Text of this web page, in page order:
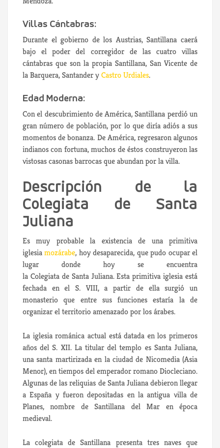
Villas Cántabras:
Durante el gobierno de los Austrias, Santillana caerá
bajo el poder del corregidor de las cuatro villas
cántabras que son la propia Santillana, San Vicente de
la Barquera, Santander yCastro Urdiales.
Edad Moderna:
Con el descubrimiento de América, Santillana perdió un
gran número de población, por lo que diría adiós a sus
momentos de bonanza. De América, regresaron algunos
indianos con fortuna, muchos de éstos construyeron las
vistosas casonas barrocas que abundan por la villa.
Descripción de la
Colegiata de Santa
Juliana
Es muy probable la existencia de una primitiva
iglesiamozárabe, hoy desaparecida, que pudo ocupar el
lugar donde hoy se encuentra
la Colegiata de Santa Juliana. Esta primitiva iglesia está
fechada en el S. VIII, a partir de ella surgió un
monasterio que entre sus funciones estaría la de
organizar el territorio amenazado por los árabes.
La iglesia románica actual está datada en los primeros
años del S. XII. La titular del templo es Santa Juliana,
una santa martirizada en la ciudad de Nicomedia (Asia
Menor), en tiempos del emperador romano Diocleciano.
Algunas de las reliquias de Santa Juliana debieron llegar
a España y fueron depositadas en la antigua villa de
Planes, nombre de Santillana del Mar en época
medieval.
La colegiata de Santillana presenta tres naves que